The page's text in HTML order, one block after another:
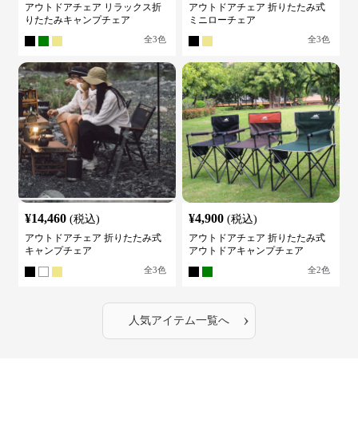
アウトドアチェア リラックス折
りたたみキャンプチェア
全3色
アウトドアチェア 折りたたみ式
ミニローチェア
全3色
¥14,460 (税込)
アウトドアチェア 折りたたみ式
キャンプチェア
全3色
¥4,900 (税込)
アウトドアチェア 折りたたみ式
アウトドアキャンプチェア
全2色
人気アイテム一覧へ ›